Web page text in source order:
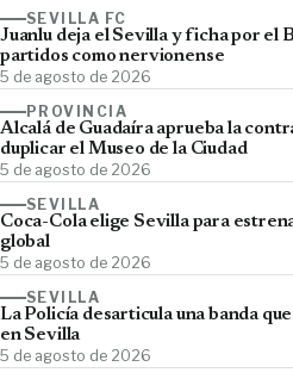
SEVILLA FC
Juanlu deja el Sevilla y ficha por el
partidos como nervionense
5 de agosto de 2026
PROVINCIA
Alcalá de Guadaíra aprueba la
duplicar el Museo de la Ciudad
5 de agosto de 2026
SEVILLA
Coca-Cola elige Sevilla para
global
5 de agosto de 2026
SEVILLA
La Policía desarticula una banda
en Sevilla
5 de agosto de 2026